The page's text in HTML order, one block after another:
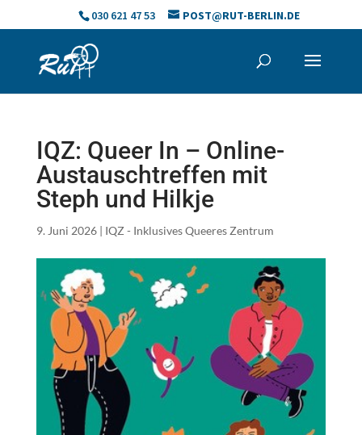
030 621 47 53 POST@RUT-BERLIN.DE
IQZ: Queer In – Online-
Austauschtreffen mit
Steph und Hilkje
9. Juni 2026| IQZ - Inklusives Queeres Zentrum